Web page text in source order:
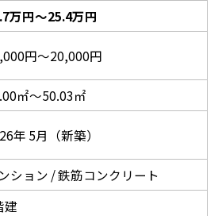
万円～25.4万円
円～20,000円
㎡～50.03㎡
年 5月（新築）
ション / 鉄筋コンクリート
建